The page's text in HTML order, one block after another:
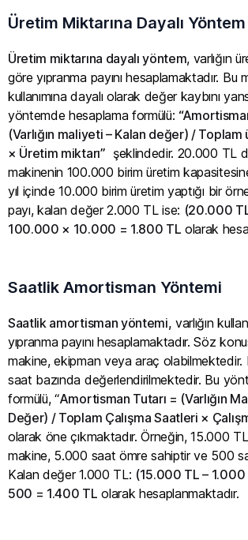
Üretim Miktarına Dayalı Yöntem
Üretim miktarına dayalı yöntem, varlığın
göre yıpranma payını hesaplamaktadır. Bu
kullanımına dayalı olarak değer kaybını
yöntemde hesaplama formülü:
(Varlığın maliyeti – Kalan değer) /
× Üretim miktarı” şeklindedir. 20.000 TL
makinenin 100.000 birim üretim
yıl içinde 10.000 birim üretim yaptığı bir
payı, kalan değer 2.000 TL ise: (20.000
100.000 × 10.000 = 1.800 TL olarak
Saatlik Amortisman Yöntemi
Saatlik amortisman yöntemi, varlığın
yıpranma payını hesaplamaktadır. Söz
makine, ekipman veya araç olabilmektedir.
saat bazında değerlendirilmektedir. Bu
formülü, “Amortisman Tutarı = (Varlığın
Değer) / Toplam Çalışma Saatleri ×
olarak öne çıkmaktadır. Örneğin, 15.000
makine, 5.000 saat ömre sahiptir ve 500
Kalan değer 1.000 TL: (15.000 TL –
500 = 1.400 TL olarak hesaplanmaktadır.